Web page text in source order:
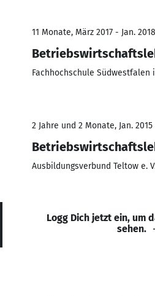
11 Monate, März 2017 - Jan. 2018
Fachhochschule Südwestfalen
2 Jahre und 2 Monate, Jan. 2015
Ausbildungsverbund Teltow e.
Logg Dich jetzt ein, um
sehen.